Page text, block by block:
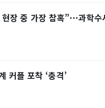
장 중 가장 참혹”···과학
커플 포착 ‘충격’